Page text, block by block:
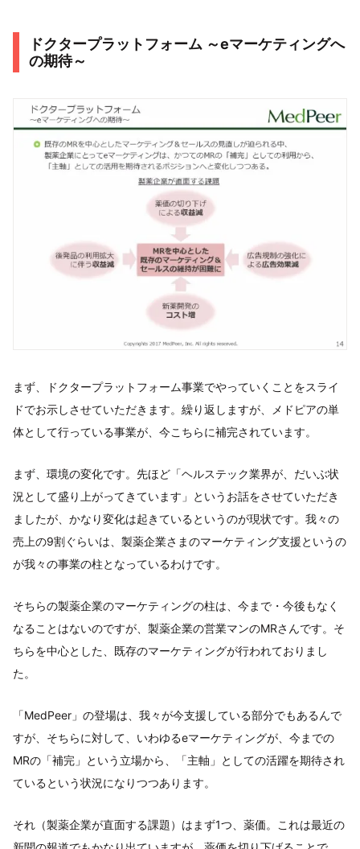
ドクタープラットフォーム ～eマーケティングへ
の期待～
まず、ドクタープラットフォーム事業でやっていくことをスライ
ドでお示しさせていただきます。繰り返しますが、メドピアの単
体として行っている事業が、今こちらに補完されています。
まず、環境の変化です。先ほど「ヘルステック業界が、だいぶ状
況として盛り上がってきています」というお話をさせていただき
ましたが、かなり変化は起きているというのが現状です。我々の
売上の9割ぐらいは、製薬企業さまのマーケティング支援というの
が我々の事業の柱となっているわけです。
そちらの製薬企業のマーケティングの柱は、今まで・今後もなく
なることはないのですが、製薬企業の営業マンのMRさんです。そ
ちらを中心とした、既存のマーケティングが行われておりまし
た。
「MedPeer」の登場は、我々が今支援している部分でもあるんで
すが、そちらに対して、いわゆるeマーケティングが、今までの
MRの「補完」という立場から、「主軸」としての活躍を期待され
ているという状況になりつつあります。
それ（製薬企業が直面する課題）はまず1つ、薬価。これは最近の